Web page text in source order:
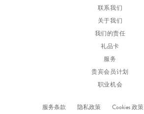
联系我们
关于我们
我们的责任
礼品卡
服务
贵宾会员计划
职业机会
服务条款 隐私政策 Cookies 政策